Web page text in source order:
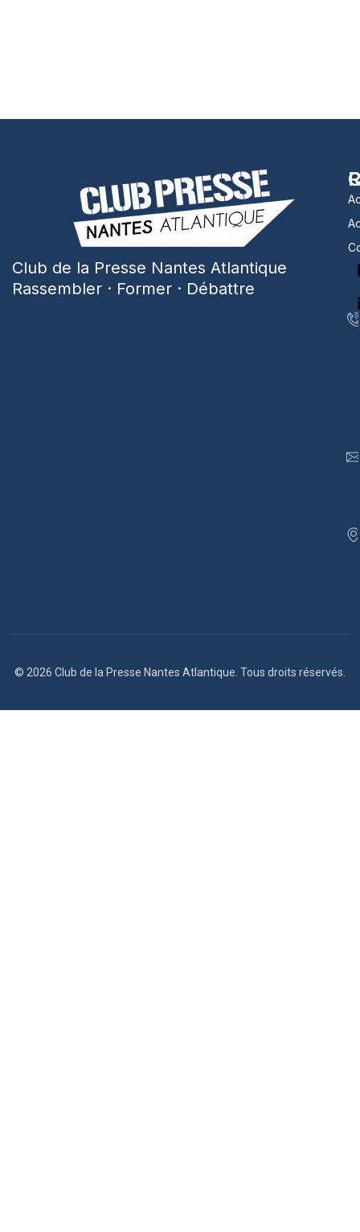
Club de la Presse Nantes Atlantique
Rassembler · Former · Débattre
© 2026 Club de la Presse Nantes Atlantique. Tous droits réservés.